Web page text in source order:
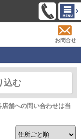
お問合せ
込む
舗への問い合わせは当